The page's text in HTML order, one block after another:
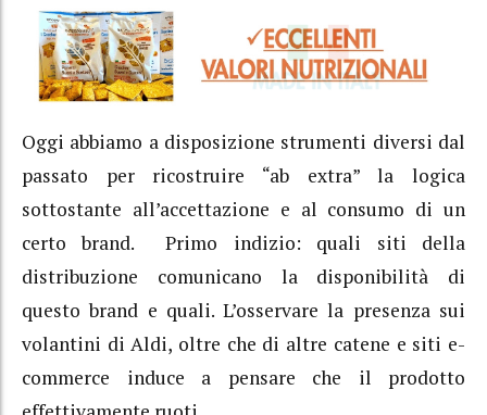
Oggi abbiamo a disposizione strumenti diversi dal
passato per ricostruire “ab extra” la logica
sottostante all’accettazione e al consumo di un
certo brand. Primo indizio: quali siti della
distribuzione comunicano la disponibilità di
questo brand e quali. L’osservare la presenza sui
volantini di Aldi, oltre che di altre catene e siti e-
commerce induce a pensare che il prodotto